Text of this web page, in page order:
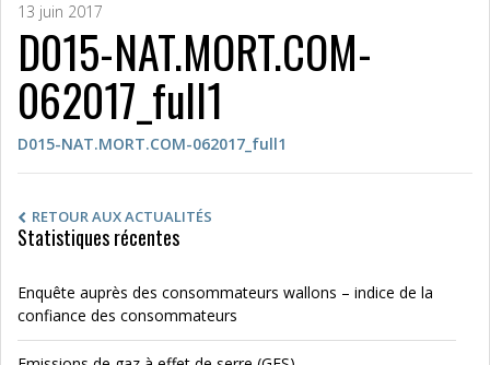
13 juin 2017
D015-NAT.MORT.COM-
062017_full1
D015-NAT.MORT.COM-062017_full1
RETOUR AUX ACTUALITÉS
Statistiques récentes
Enquête auprès des consommateurs wallons – indice de la
confiance des consommateurs